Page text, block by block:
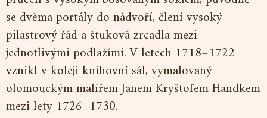
se dvěma portály do nádvoří, člení vysoký
pilastrový řád a štuková zrcadla mezi
jednotlivými podlažími. V letech 1718–1722
vznikl v koleji knihovní sál, vymalovaný
olomouckým malířem Janem Kryštofem Handkem
mezi lety 1726–1730.